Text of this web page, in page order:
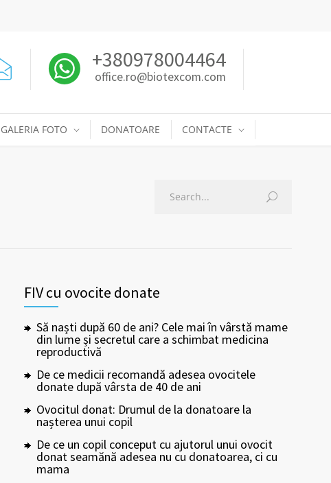
+380978004464
office.ro@biotexcom.com
GALERIA FOTO DONATOARE CONTACTE
FIV cu ovocite donate
Să naști după 60 de ani? Cele mai în vârstă mame
din lume și secretul care a schimbat medicina
reproductivă
De ce medicii recomandă adesea ovocitele
donate după vârsta de 40 de ani
Ovocitul donat: Drumul de la donatoare la
nașterea unui copil
De ce un copil conceput cu ajutorul unui ovocit
donat seamănă adesea nu cu donatoarea, ci cu
mama